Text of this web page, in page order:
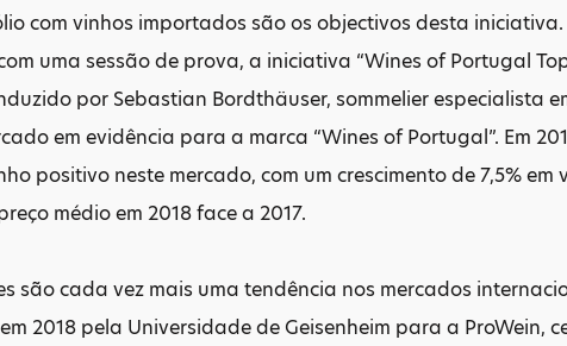
com vinhos importados são os objectivos desta iniciativa.
uma sessão de prova, a iniciativa “Wines of Portugal
por Sebastian Bordthäuser, sommelier especialista
em evidência para a marca “Wines of Portugal”. Em
positivo neste mercado, com um crescimento de 7,5% em
médio em 2018 face a 2017.
são cada vez mais uma tendência nos mercados
2018 pela Universidade de Geisenheim para a ProWein,